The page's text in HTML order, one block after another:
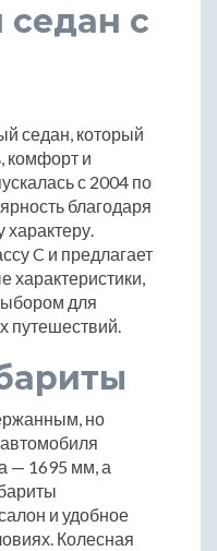
с
седан, который
комфорт и
с 2004 по
благодаря
C и предлагает
характеристики,
для
путешествий.
но
— 1695 мм, а
и удобное
Колесная